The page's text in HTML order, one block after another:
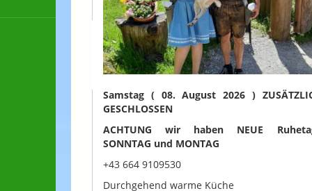
Samstag ( 08. August 2026 )
GESCHLOSSEN
ACHTUNG wir haben NEUE
SONNTAG und MONTAG
+43 664 9109530
Durchgehend warme Küche